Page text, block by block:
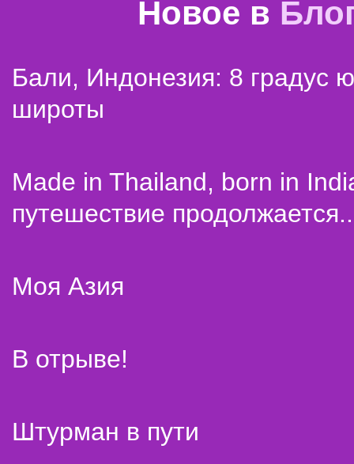
Новое в
Бали, Индонезия: 8 градус
широты
Made in Thailand, born in
путешествие
Моя Азия
В отрыве!
Штурман в пути